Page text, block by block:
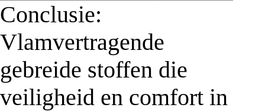
Conclusie:
Vlamvertragende
gebreide stoffen die
veiligheid en comfort in